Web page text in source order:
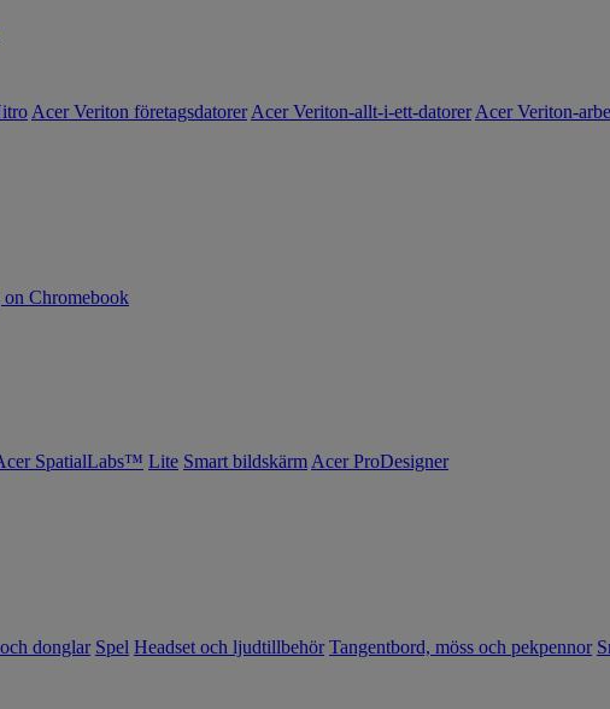
Acer Veriton företagsdatorer Acer Veriton-allt-i-ett-datorer Acer Veriton-
Chromebook
SpatialLabs™ Lite Smart bildskärm Acer ProDesigner
donglar Spel Headset och ljudtillbehör Tangentbord, möss och pekpennor